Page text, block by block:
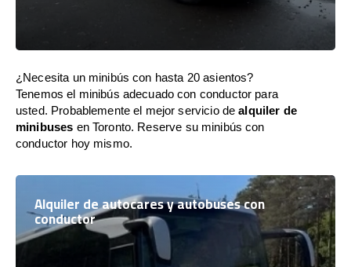
¿Necesita un minibús con hasta 20 asientos?
Tenemos el minibús adecuado con conductor para
usted. Probablemente el mejor servicio dealquiler de
minibuses en Toronto. Reserve su minibús con
conductor hoy mismo.
Alquiler de autocares y autobuses con
conductor